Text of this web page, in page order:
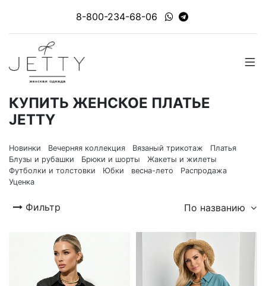
8-800-234-68-06
КУПИТЬ ЖЕНСКОЕ ПЛАТЬЕ
JETTY
Новинки Вечерняя коллекция Вязаный трикотаж
Платья
Блузы и рубашки
Брюки и шорты
Жакеты и жилеты
Футболки и толстовки
Юбки весна-лето
Распродажа
Уценка
Фильтр По названию